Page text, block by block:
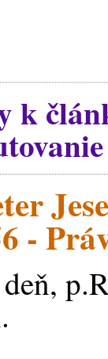
k
-